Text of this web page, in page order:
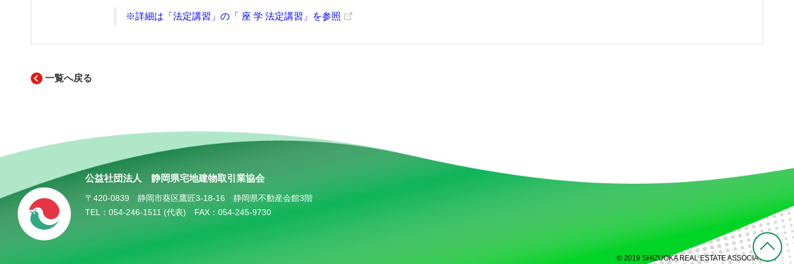
※詳細は「法定講習」の「 座 学 法定講習」を参照
一覧へ戻る
公益社団法人 静岡県宅地建物取引業協会
〒420-0839 静岡市葵区鷹匠3-18-16 静岡県不動産会館3階
TEL：054-246-1511 (代表) FAX：054-245-9730
© 2019 SHIZUOKA REAL ESTATE ASSOCIATION.